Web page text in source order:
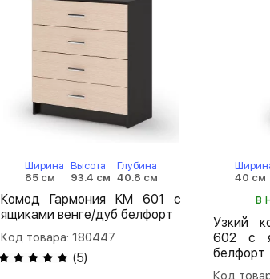
Ширина
85 см
Высота
93.4 см
Глубина
40.8 см
Комод Гармония КМ 601 с
ящиками венге/дуб белфорт
Код товара: 180447
(5)
40 см
в
Узкий
602 с
белфорт
Код